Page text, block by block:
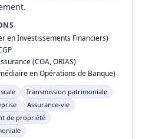
en Investissements Financiers)
(COA, ORIAS)
en Opérations de Banque)
Transmission patrimoniale
Assurance-vie
de propriété